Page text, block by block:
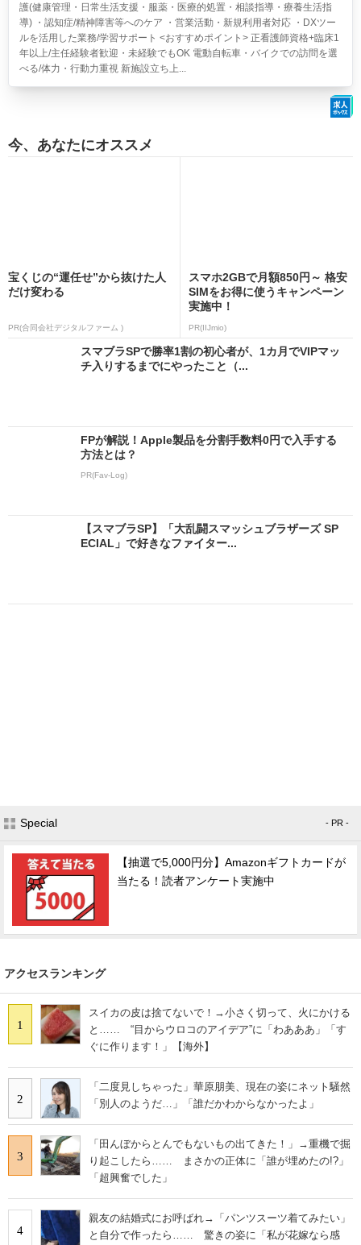
護(健康管理・日常生活支援・服薬・医療的処置・相談指導・療養生活指
導) ・認知症/精神障害等へのケア ・営業活動・新規利用者対応 ・DXツー
ルを活用した業務/学習サポート <おすすめポイント> 正看護師資格+臨床1
年以上/主任経験者歓迎・未経験でもOK 電動自転車・バイクでの訪問を選
べる/体力・行動力重視 新施設立ち上...
今、あなたにオススメ
宝くじの“運任せ”から抜けた人
だけ変わる
PR(合同会社デジタルファーム )
スマホ2GBで月額850円～ 格安
SIMをお得に使うキャンペーン
実施中！
PR(IIJmio)
スマブラSPで勝率1割の初心者が、1カ月でVIPマッ
チ入りするまでにやったこと（...
FPが解説！Apple製品を分割手数料0円で入手する
方法とは？
PR(Fav-Log)
【スマブラSP】「大乱闘スマッシュブラザーズ SP
ECIAL」で好きなファイター...
Special - PR -
【抽選で5,000円分】Amazonギフトカードが
当たる！読者アンケート実施中
アクセスランキング
1
スイカの皮は捨てないで！→小さく切って、火にかける
と…… “目からウロコのアイデア”に「わあああ」「す
ぐに作ります！」【海外】
2
「二度見しちゃった」華原朋美、現在の姿にネット騒然
「別人のようだ…」「誰だかわからなかったよ」
3
「田んぼからとんでもないもの出てきた！」→重機で掘
り起こしたら…… まさかの正体に「誰が埋めたの!?」
「超興奮でした」
4
親友の結婚式にお呼ばれ→「パンツスーツ着てみたい」
と自分で作ったら…… 驚きの姿に「私が花嫁なら感